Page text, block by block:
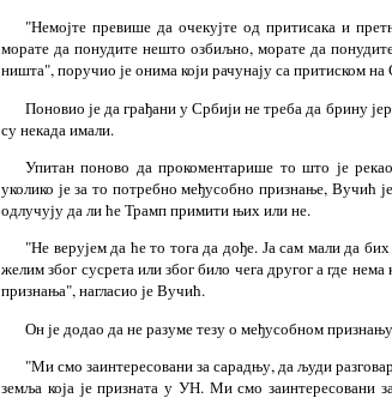
"Немојте превише да очекујте од притисака и
морате да понудите нешто озбиљно, морате да
ништа", поручио је онима који рачунају са притиском на
Поновио је да грађани у Србији не треба да брину
су некада имали.
Упитан поново да прокоментарише то што је
уколико је за то потребно међусобно признање, Вучић
одлучују да ли ће Трамп примити њих или не.
"Не верујем да ће то тога да дође. Ја сам мали да
желим због сусрета или због било чега другог а где
признања", нагласио је Вучић.
Он је додао да не разуме тезу о међусобном
"Ми смо заинтересовани за сарадњу, да људи
земља која је призната у УН. Ми смо заинтересовани